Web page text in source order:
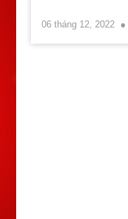
06 tháng 12, 2022